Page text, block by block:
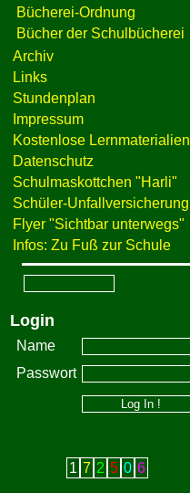
Bücherei-Ordnung
Bücher der Schulbücherei
Archiv
Links
Stundenplan
Impressum
Kostenlose Lernmaterialien
Datenschutz
Schulmaskottchen "Harli"
Schüler-Unfallversicherung
Flyer "Sichtbar unterwegs"
Infos: Zu Fuß zur Schule
Login
Name
Passwort
1 7 2 5 0 6